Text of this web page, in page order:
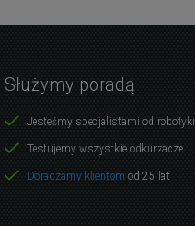
Służymy poradą
Jesteśmy specjalistami od robotyki
Testujemy wszystkie odkurzacze
Doradzamy klientom od 25 lat